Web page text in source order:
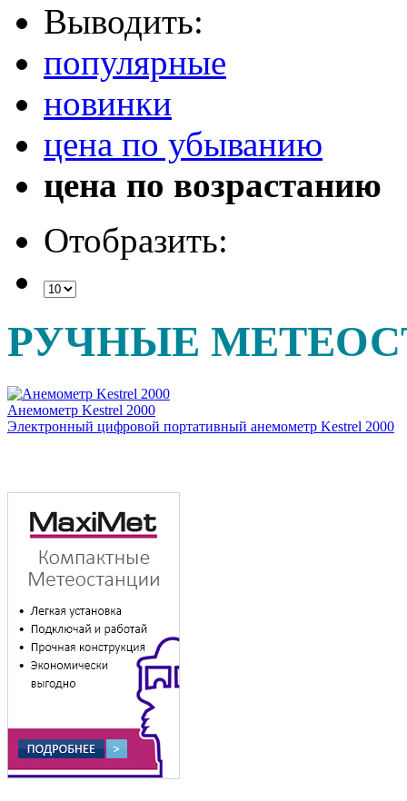
Выводить:
популярные
новинки
цена по убыванию
цена по возрастанию
Отобразить:
РУЧНЫЕ
Анемометр Kestrel 2000
Электронный цифровой портативный анемометр Kestrel 2000